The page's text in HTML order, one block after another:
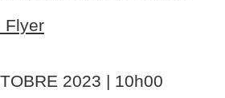
Flyer
2023 | 10h00